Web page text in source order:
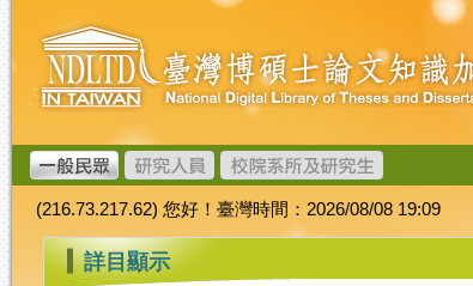
跳
到
主
要
內
容
臺
灣
博
碩
士
論
文
加
值
系
(216.73.217.62) 您好！臺灣時間：2026/08/08 19:09
::: 詳目顯示